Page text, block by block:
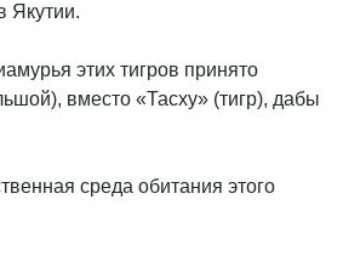
Якутии.
этих тигров принято
вместо «Тасху» (тигр), дабы